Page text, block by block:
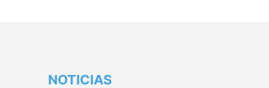
NOTICIAS